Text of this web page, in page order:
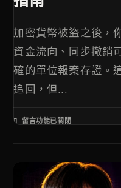
加密貨幣被盜之後，
資金流向、同步撤銷
確的單位報案存證。
追回，但...
留言功能已關閉